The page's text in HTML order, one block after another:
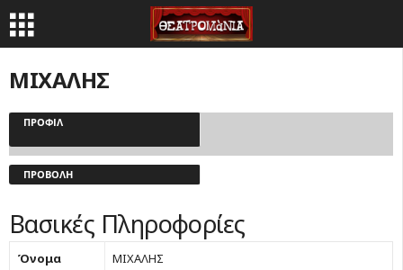
ΜΙΧΑΛΗΣ
ΠΡΟΦΊΛ
ΠΡΟΒΟΛΉ
Βασικές Πληροφορίες
Όνομα ΜΙΧΑΛΗΣ